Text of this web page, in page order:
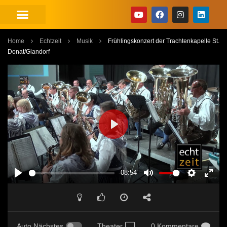
Home Echtzeit Musik
Frühlingskonzert der Trachtenkapelle St.
Donat/Glandorf
PLAY
-08:54
MUTE SETTINGS
PLAY